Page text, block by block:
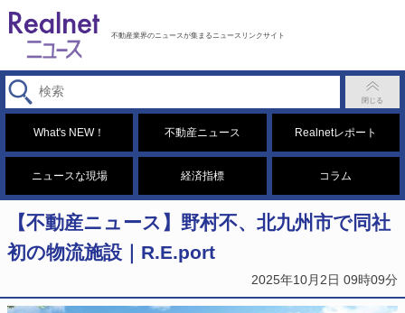
不動産業界のニュースが集まるニュースリンクサイト
What's NEW！ 不動産ニュース Realnetレポート
ニュースな現場 経済指標 コラム
【不動産ニュース】野村不、北九州市で同社
初の物流施設｜R.E.port
2025年10月2日 09時09分